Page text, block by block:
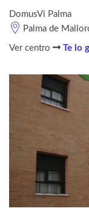
DomusVi Palma
Palma de
Ver centro Te lo